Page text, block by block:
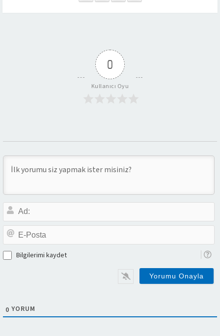
0
Kullanıcı Oyu
Bilgilerimi kaydet
0 YORUM